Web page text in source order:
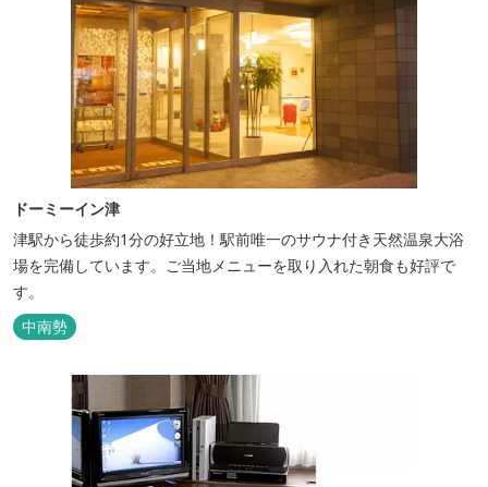
ドーミーイン津
津駅から徒歩約1分の好立地！駅前唯一のサウナ付き天然温泉大浴
場を完備しています。ご当地メニューを取り入れた朝食も好評で
す。
中南勢